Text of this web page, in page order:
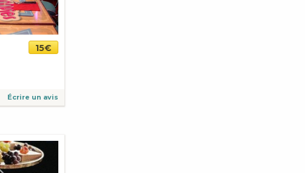
15€
Écrire un avis